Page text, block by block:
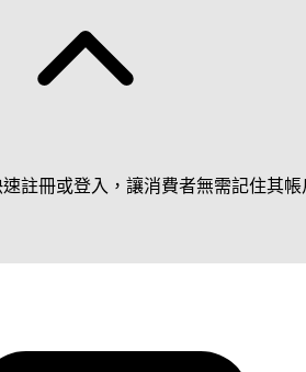
註冊或登入，讓消費者無需記住其帳